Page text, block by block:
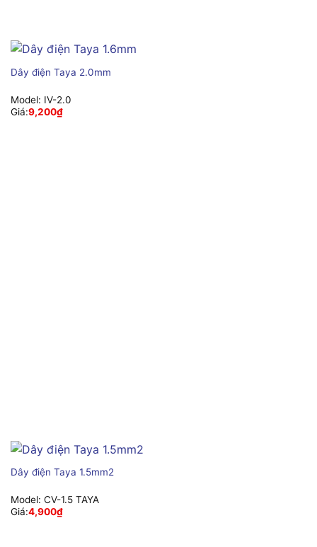
Dây điện Taya 2.0mm
Model: IV-2.0
Giá:9,200₫
Dây điện Taya 1.5mm2
Model: CV-1.5 TAYA
Giá:4,900₫